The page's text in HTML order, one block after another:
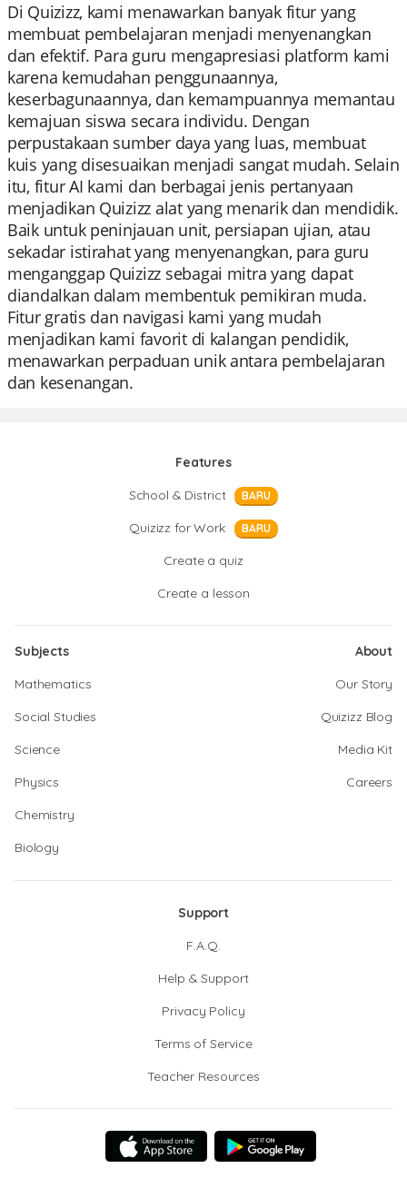
Di Quizizz, kami menawarkan banyak fitur yang
membuat pembelajaran menjadi menyenangkan
dan efektif. Para guru mengapresiasi platform kami
karena kemudahan penggunaannya,
keserbagunaannya, dan kemampuannya memantau
kemajuan siswa secara individu. Dengan
perpustakaan sumber daya yang luas, membuat
kuis yang disesuaikan menjadi sangat mudah. Selain
itu, fitur AI kami dan berbagai jenis pertanyaan
menjadikan Quizizz alat yang menarik dan mendidik.
Baik untuk peninjauan unit, persiapan ujian, atau
sekadar istirahat yang menyenangkan, para guru
menganggap Quizizz sebagai mitra yang dapat
diandalkan dalam membentuk pemikiran muda.
Fitur gratis dan navigasi kami yang mudah
menjadikan kami favorit di kalangan pendidik,
menawarkan perpaduan unik antara pembelajaran
dan kesenangan.
Features
School & District
BARU
Quizizz for Work BARU
Create a quiz
Create a lesson
Subjects
Mathematics
Social Studies
Science
Physics
Chemistry
Biology
About
Our Story
Quizizz Blog
Media Kit
Careers
Support
F.A.Q.
Help & Support
Privacy Policy
Terms of Service
Teacher Resources